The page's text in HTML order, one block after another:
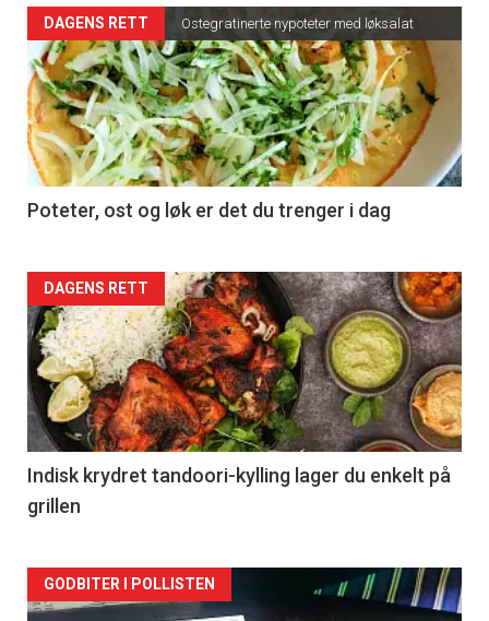
DAGENS RETT Ostegratinerte nypoteter med løksalat
Poteter, ost og løk er det du trenger i dag
Forsiden
akkurat
nå
-
2
DAGENS RETT
Indisk krydret tandoori-kylling lager du enkelt på
grillen
Forsiden
GODBITER I POLLISTEN